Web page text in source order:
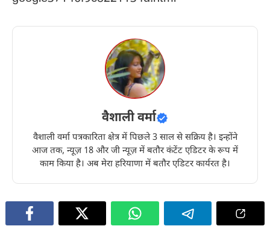
वैशाली वर्मा
वैशाली वर्मा पत्रकारिता क्षेत्र में पिछले 3 साल से सक्रिय है। इन्होंने
आज तक, न्यूज़ 18 और जी न्यूज़ में बतौर कंटेंट एडिटर के रूप में
काम किया है। अब मेरा हरियाणा में बतौर एडिटर कार्यरत है।